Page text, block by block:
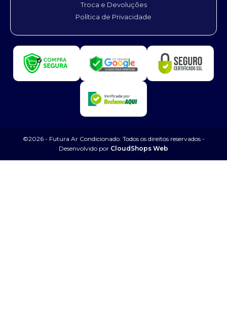
Troca e Devoluções
Política de Privacidade
©2026 - Futura Ar Condicionado. Todos os direitos reservados -
Desenvolvido por CloudShops Web